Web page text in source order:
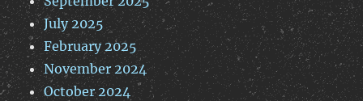
July 2025
February 2025
November 2024
October 2024